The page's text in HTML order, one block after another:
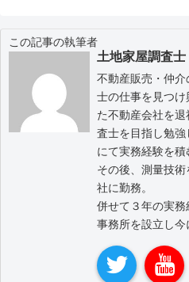
この記事の執筆者
土地家屋調査士
不動産販売・仲
士の仕事を見つ
た不動産会社を
査士を目指し勉
にて実務経験を積
その後、測量技
社に勤務。
併せて３年の実
事務所を設立し今